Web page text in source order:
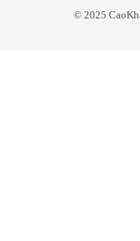
© 2025